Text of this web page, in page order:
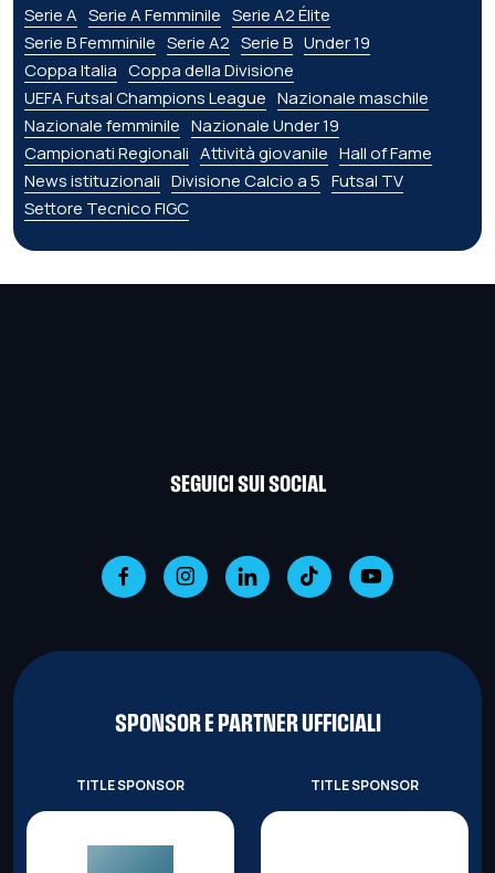
Serie A Serie A Femminile Serie A2 Élite
Serie B Femminile Serie A2 Serie B Under 19
Coppa Italia Coppa della Divisione
UEFA Futsal Champions League Nazionale maschile
Nazionale femminile Nazionale Under 19
Campionati Regionali Attività giovanile Hall of Fame
News istituzionali Divisione Calcio a 5 Futsal TV
Settore Tecnico FIGC
SEGUICI SUI SOCIAL
SPONSOR E PARTNER UFFICIALI
TITLE SPONSOR TITLE SPONSOR